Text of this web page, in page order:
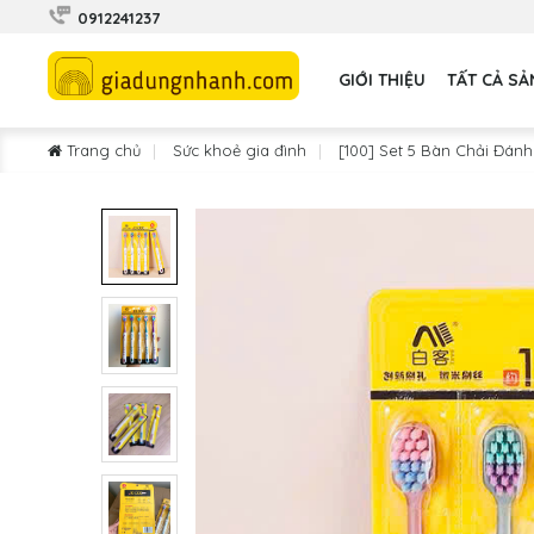
0912241237
GIỚI THIỆU TẤT CẢ
Trang chủ Sức khoẻ gia đình [100] Set 5 Bàn Chải